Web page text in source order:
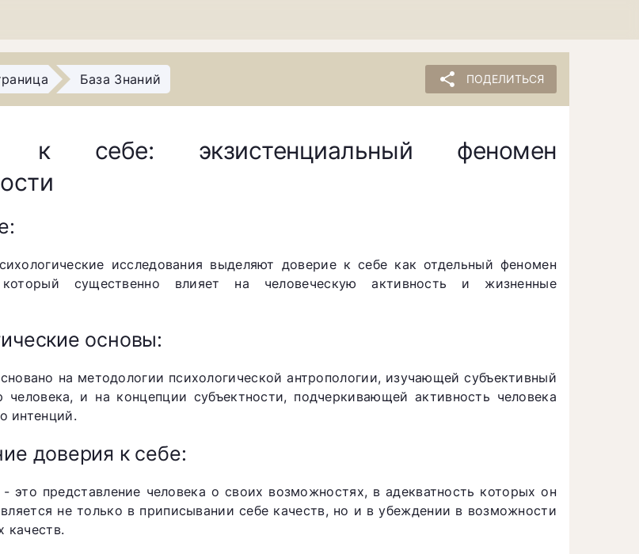
База Знаний share ПОДЕЛИТЬСЯ
к себе: экзистенциальный феномен
исследования выделяют доверие к себе как отдельный феномен
который существенно влияет на человеческую активность и жизненные
основы:
на методологии психологической антропологии, изучающей субъективный
человека, и на концепции субъектности, подчеркивающей активность человека
интенций.
доверия к себе:
это представление человека о своих возможностях, в адекватность которых он
не только в приписывании себе качеств, но и в убеждении в возможности
качеств.